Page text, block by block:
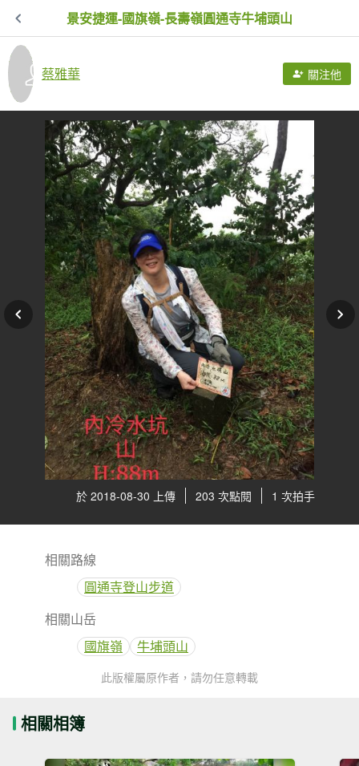
景安捷運-國旗嶺-長壽嶺圓通寺牛埔頭山
蔡雅華 關注他
於 2018-08-30 上傳 203 次點閱 1 次拍手
相關路線
圓通寺登山步道
相關山岳
國旗嶺
牛埔頭山
此版權屬原作者，請勿任意轉載
相關相簿